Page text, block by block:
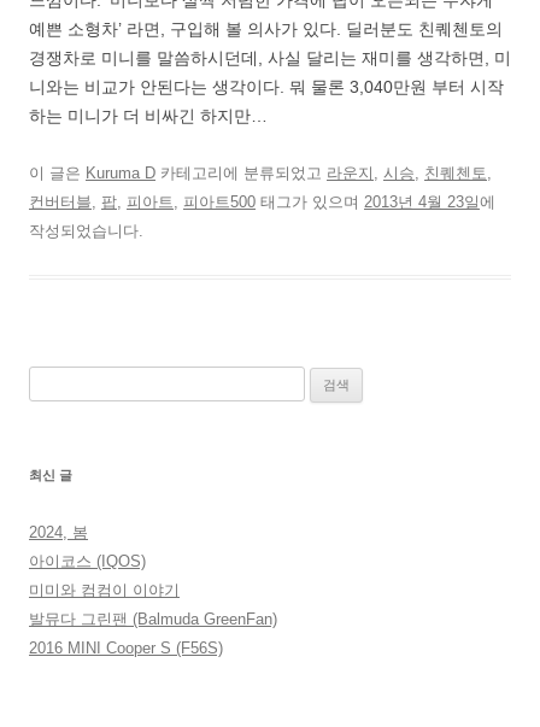
예쁜 소형차’ 라면, 구입해 볼 의사가 있다. 딜러분도 친퀘첸토의
경쟁차로 미니를 말씀하시던데, 사실 달리는 재미를 생각하면, 미
니와는 비교가 안된다는 생각이다. 뭐 물론 3,040만원 부터 시작
하는 미니가 더 비싸긴 하지만…
이 글은 Kuruma D 카테고리에 분류되었고 라운지 , 시승, 친퀘첸토,
컨버터블, 팝, 피아트, 피아트500 태그가 있으며 2013년 4월 23일에
작성되었습니다.
최신 글
2024, 봄
아이코스 (IQOS)
미미와 컴컴이 이야기
발뮤다 그린팬 (Balmuda GreenFan)
2016 MINI Cooper S (F56S)